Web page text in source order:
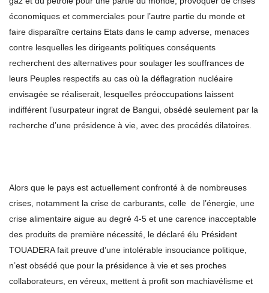
économiques et commerciales pour l’autre partie du monde et
faire disparaître certains Etats dans le camp adverse, menaces
contre lesquelles les dirigeants politiques conséquents
recherchent des alternatives pour soulager les souffrances de
leurs Peuples respectifs au cas où la déflagration nucléaire
envisagée se réaliserait, lesquelles préoccupations laissent
indifférent l’usurpateur ingrat de Bangui, obsédé seulement par la
recherche d’une présidence à vie, avec des procédés dilatoires.
Alors que le pays est actuellement confronté à de nombreuses
crises, notamment la crise de carburants, celle de l’énergie, une
crise alimentaire aigue au degré 4-5 et une carence inacceptable
des produits de première nécessité, le déclaré élu Président
TOUADERA fait preuve d’une intolérable insouciance politique,
n’est obsédé que pour la présidence à vie et ses proches
collaborateurs, en véreux, mettent à profit son machiavélisme et